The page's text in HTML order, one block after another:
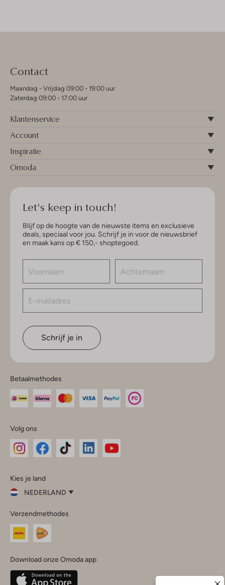
Contact
Maandag - Vrijdag 09:00 - 19:00 uur
Zaterdag 09:00 - 17:00 uur
Klantenservice
Account
Inspiratie
Omoda
Let's keep in touch!
Blijf op de hoogte van de nieuwste items en exclusieve
deals, speciaal voor jou. Schrijf je in voor de nieuwsbrief
en maak kans op € 150,- shoptegoed.
Schrijf je in
Betaalmethodes
Volg ons
InstagramFacebook
Kies je land
NEDERLAND
je
land
Nederland
Belgique(Français)
Verzendmethodes
Download onze Omoda app